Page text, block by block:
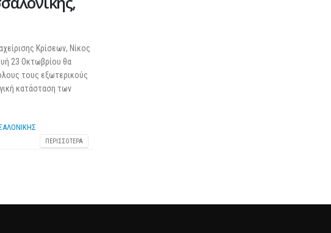
Κρίσεων, Νίκος
23 Οκτωβρίου θα
τους εξωτερικούς
κατάσταση των
ΠΕΡΙΣΣΌΤΕΡΑ